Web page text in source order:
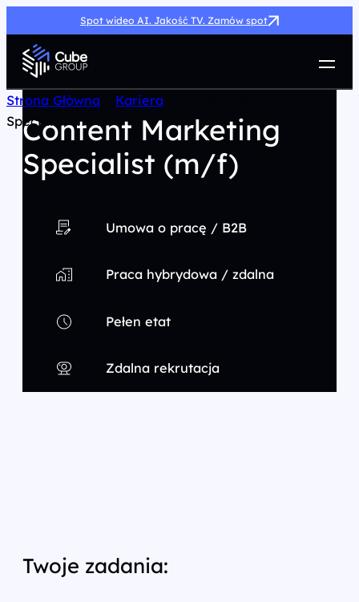
Spot wideo AI. Jakość TV. Zamów spot
Usługi
Jak możemy pomóc
Case Study
Marketing Hub
Kontakt
Strona Główna Kariera
Specialist (m/f)
Content Marketing
Specialist (m/f)
Umowa o pracę / B2B
Praca hybrydowa / zdalna
Pełen etat
Zdalna rekrutacja
Twoje zadania: